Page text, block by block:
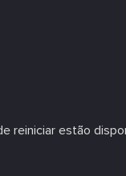
reiniciar estão